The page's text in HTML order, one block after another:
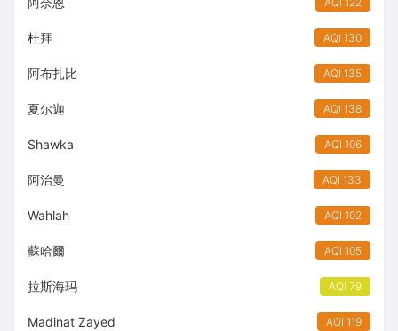
杜拜 AQI 130
阿布扎比 AQI 135
夏尔迦 AQI 138
Shawka AQI 106
阿治曼 AQI 133
Wahlah AQI 102
蘇哈爾 AQI 105
拉斯海玛 AQI 79
Madinat Zayed AQI 119